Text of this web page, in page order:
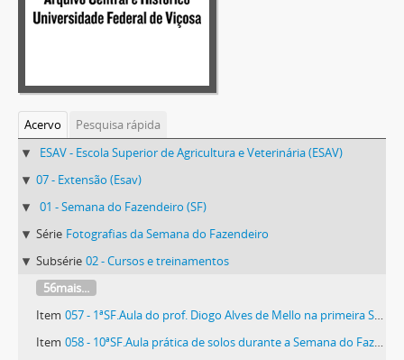
Acervo
Pesquisa rápida
ESAV - Escola Superior de Agricultura e Veterinária (ESAV)
07 - Extensão (Esav)
01 - Semana do Fazendeiro (SF)
Série Fotografias da Semana do Fazendeiro
Subsérie 02 - Cursos e treinamentos
56mais...
Item 057 - 1ªSF.Aula do prof. Diogo Alves de Mello na primeira Semana do Fazendeiro
Item 058 - 10ªSF.Aula prática de solos durante a Semana do Fazendeiro